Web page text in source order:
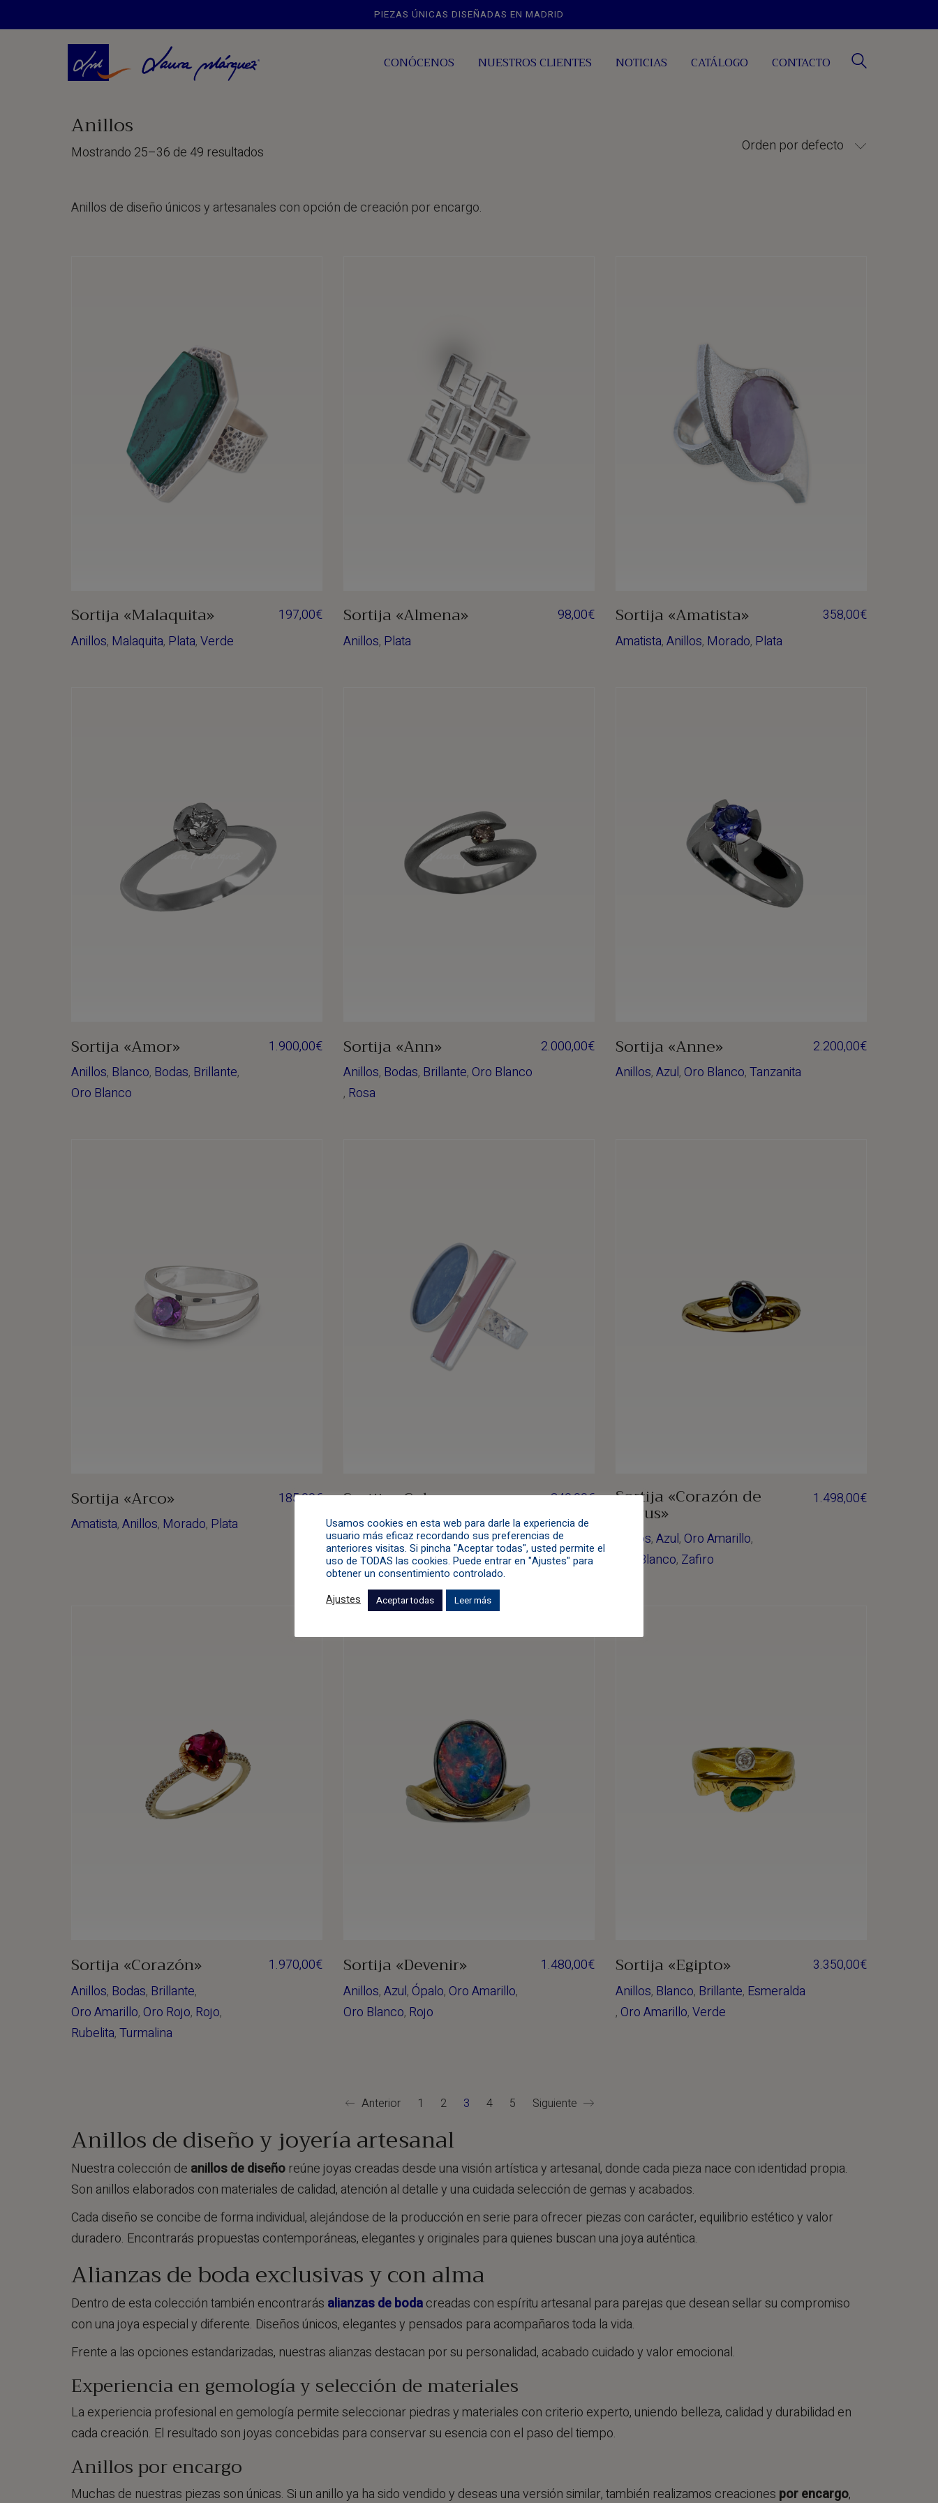
PIEZAS ÚNICAS DISEÑADAS EN MADRID
CONÓCENOS NUESTROS CLIENTES NOTICIAS CATÁLOGO CONTACTO
Anillos
Mostrando 25–36 de 49 resultados Orden por defecto
Anillos de diseño únicos y artesanales con opción de creación por encargo.
Sortija «Malaquita»
Anillos, Malaquita, Plata,Verde
197,00€ Sortija «Almena»
Anillos, Plata
98,00€ Sortija «Amatista»
Amatista,Anillos, Morado, Plata
358,00€
Sortija «Amor»
Anillos, Blanco, Bodas, Brillante,
Oro Blanco
1.900,00€ Sortija «Ann»
Anillos, Bodas, Brillante,Oro Blanco
, Rosa
2.000,00€ Sortija «Anne»
Anillos,Azul,Oro Blanco,Tanzanita
2.200,00€
Sortija «Arco»
Amatista,Anillos, Morado, Plata
185,00€ Sortija «Colors»
Angelita,Anillos,Azul,Cuarzo,Plata,
Rosa
240,00€ Sortija «Corazón de
Horus»
Anillos,Azul,Oro Amarillo,
Oro Blanco, Zafiro
1.498,00€
Sortija «Corazón»
Anillos, Bodas, Brillante,
Oro Amarillo,Oro Rojo, Rojo,
Rubelita,Turmalina
1.970,00€ Sortija «Devenir»
Anillos,Azul,Ópalo,Oro Amarillo,
Oro Blanco, Rojo
1.480,00€ Sortija «Egipto»
Anillos, Blanco, Brillante, Esmeralda
,Oro Amarillo,Verde
3.350,00€
Anterior 1 2 3 4 5 Siguiente
Anillos de diseño y joyería artesanal
Nuestra colección de anillos de diseño reúne joyas creadas desde una visión artística y artesanal, donde cada pieza nace con identidad propia.
Son anillos elaborados con materiales de calidad, atención al detalle y una cuidada selección de gemas y acabados.
Cada diseño se concibe de forma individual, alejándose de la producción en serie para ofrecer piezas con carácter, equilibrio estético y valor
duradero. Encontrarás propuestas contemporáneas, elegantes y originales para quienes buscan una joya auténtica.
Alianzas de boda exclusivas y con alma
Dentro de esta colección también encontrarás alianzas de bodacreadas con espíritu artesanal para parejas que desean sellar su compromiso
con una joya especial y diferente. Diseños únicos, elegantes y pensados para acompañaros toda la vida.
Frente a las opciones estandarizadas, nuestras alianzas destacan por su personalidad, acabado cuidado y valor emocional.
Experiencia en gemología y selección de materiales
La experiencia profesional en gemología permite seleccionar piedras y materiales con criterio experto, uniendo belleza, calidad y durabilidad en
cada creación. El resultado son joyas concebidas para conservar su esencia con el paso del tiempo.
Anillos por encargo
Muchas de nuestras piezas son únicas. Si un anillo ya ha sido vendido y deseas una versión similar, también realizamos creaciones por encargo,
Usamos cookies en esta web para darle la experiencia de
usuario más eficaz recordando sus preferencias de
anteriores visitas. Si pincha "Aceptar todas", usted permite el
uso de TODAS las cookies. Puede entrar en "Ajustes" para
obtener un consentimiento controlado.
Ajustes
Aceptar todas Leer más